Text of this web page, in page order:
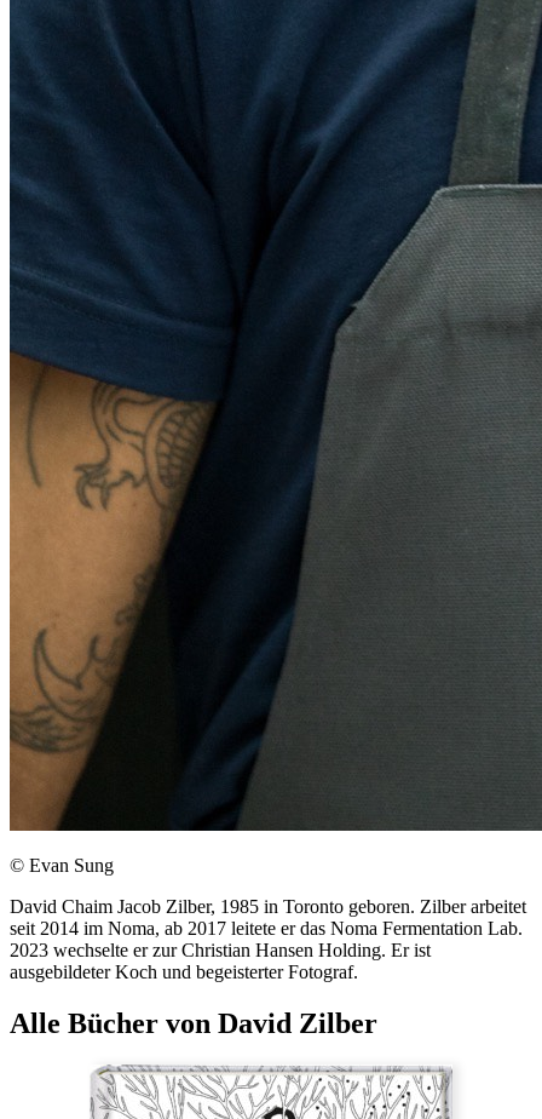
© Evan Sung
David Chaim Jacob Zilber, 1985 in Toronto geboren. Zilber arbeitet
seit 2014 im Noma, ab 2017 leitete er das Noma Fermentation Lab.
2023 wechselte er zur Christian Hansen Holding. Er ist
ausgebildeter Koch und begeisterter Fotograf.
Alle Bücher von David Zilber